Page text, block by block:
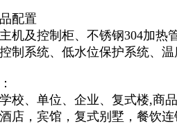
配置
机及控制柜、不锈钢304加热
制系统、低水位保护系统、
校、单位、企业、 复式楼,商
店，宾馆，复式别墅，餐饮